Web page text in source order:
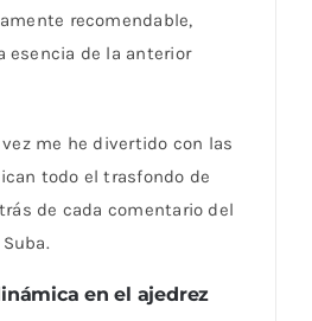
recomendable,
esencia de la anterior
me he divertido con las
todo el trasfondo de
de cada comentario del
en el ajedrez